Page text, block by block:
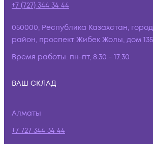
+7 (727) 344 34 44
050000, Республика Казахстан,
район, проспект Жибек Жолы, дом
Время работы: пн-пт, 8:30 - 17:30
ВАШ СКЛАД
Алматы
+7 727 344 34 44